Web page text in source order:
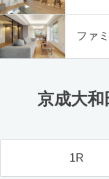
ファ
京成大
1R